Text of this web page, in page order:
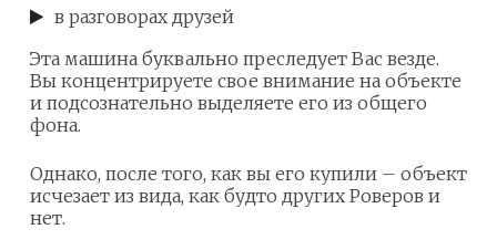
в разговорах друзей
Эта машина буквально преследует Вас везде.
Вы концентрируете свое внимание на объекте
и подсознательно выделяете его из общего
фона.
Однако, после того, как вы его купили – объект
исчезает из вида, как будто других Роверов и
нет.